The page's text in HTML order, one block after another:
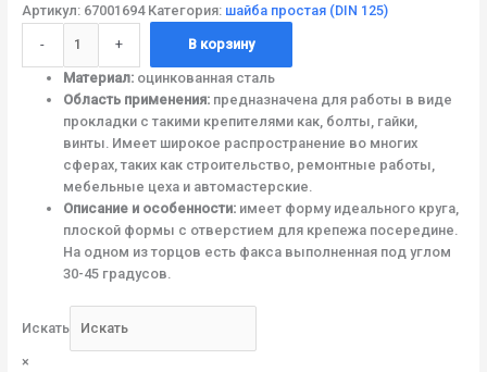
Артикул: 67001694 Категория: шайба простая (DIN 125)
- + В корзину
Материал:оцинкованная сталь
Область применения:предназначена для работы в виде
прокладки с такими крепителями как, болты, гайки,
винты. Имеет широкое распространение во многих
сферах, таких как строительство, ремонтные работы,
мебельные цеха и автомастерские.
Описание и особенности:имеет форму идеального круга,
плоской формы с отверстием для крепежа посередине.
На одном из торцов есть факса выполненная под углом
30-45 градусов.
Искать
×